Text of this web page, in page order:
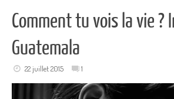
Comment tu vois la vie ?
Guatemala
22 juillet 2015 1